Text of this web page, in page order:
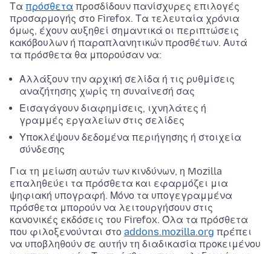
Τα πρόσθετα προσδίδουν πανίσχυρες επιλογές
προσαρμογής στο Firefox. Τα τελευταία χρόνια
όμως, έχουν αυξηθεί σημαντικά οι περιπτώσεις
κακόβουλων ή παραπλανητικών προσθέτων. Αυτά
τα πρόσθετα θα μπορούσαν να:
Αλλάξουν την αρχική σελίδα ή τις ρυθμίσεις
αναζήτησης χωρίς τη συναίνεσή σας
Εισαγάγουν διαφημίσεις, ιχνηλάτες ή
γραμμές εργαλείων στις σελίδες
Υποκλέψουν δεδομένα περιήγησης ή στοιχεία
σύνδεσης
Για τη μείωση αυτών των κινδύνων, η Mozilla
επαληθεύει τα πρόσθετα και εφαρμόζει μια
ψηφιακή υπογραφή. Μόνο τα υπογεγραμμένα
πρόσθετα μπορούν να λειτουργήσουν στις
κανονικές εκδόσεις του Firefox. Όλα τα πρόσθετα
που φιλοξενούνται στο addons.mozilla.org πρέπει
να υποβληθούν σε αυτήν τη διαδικασία προκειμένου